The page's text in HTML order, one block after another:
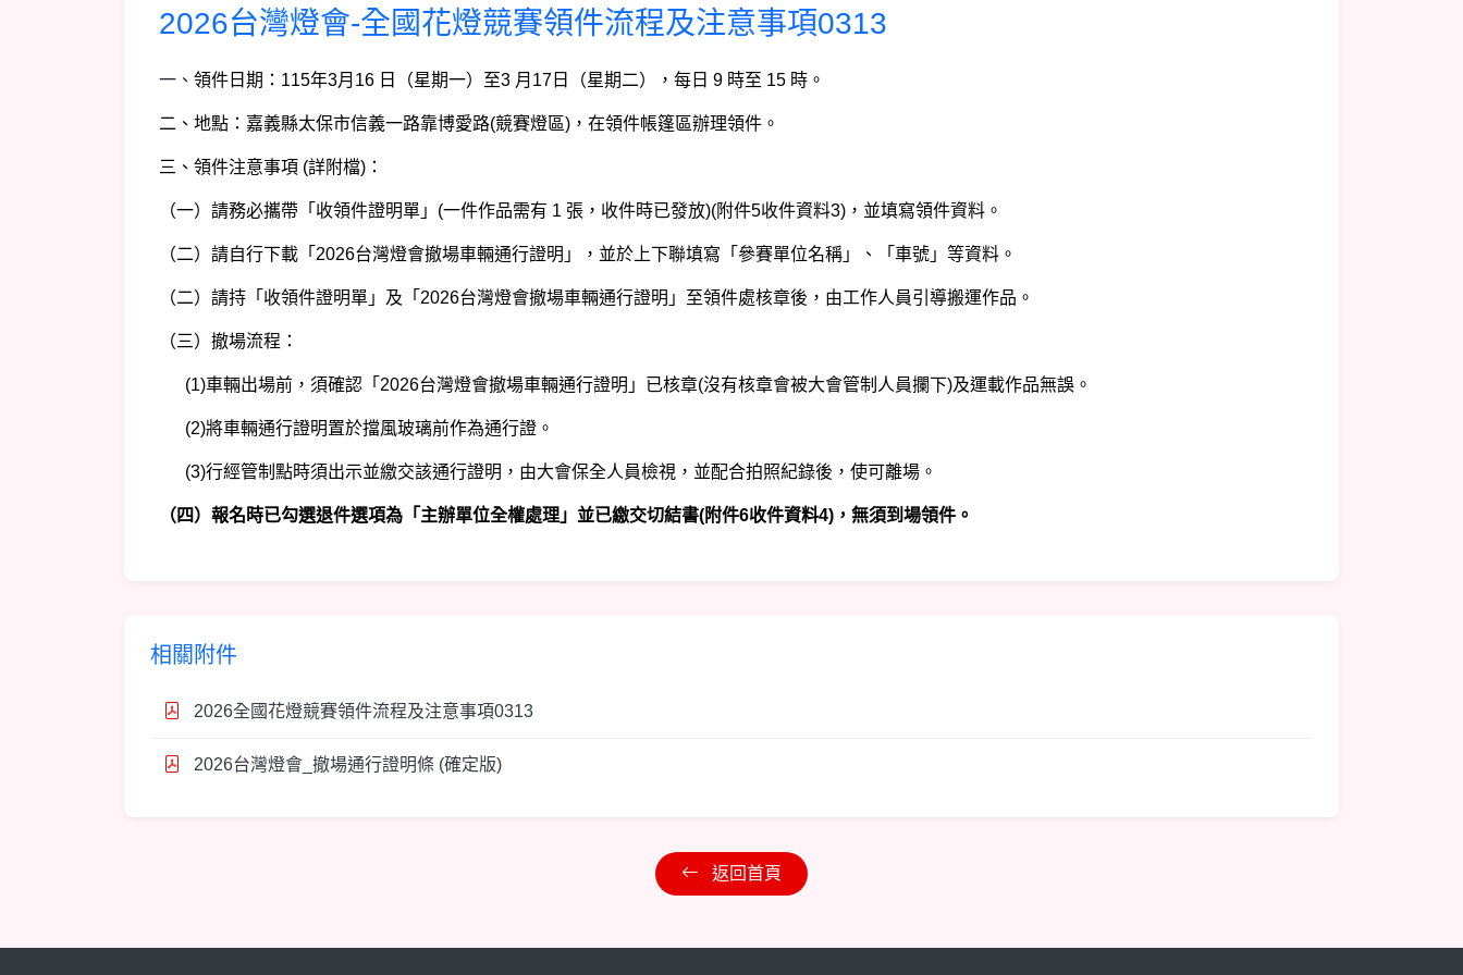
2026台灣燈會-全國花燈競賽領件流程及注意事項0313
一、 領件日期：115年3月16 日（星期一）至3 月17日（星期二），每日 9 時至 15 時。
二、地點：嘉義縣太保市信義一路靠博愛路(競賽燈區)，在領件帳篷區辦理領件。
三、領件注意事項 (詳附檔)：
（一）請務必攜帶「收領件證明單」(一件作品需有 1 張，收件時已發放)(附件5收件資料3)，並填寫領件資料。
（二）請自行下載「2026台灣燈會撤場車輛通行證明」，並於上下聯填寫「參賽單位名稱」、「車號」等資料。
（二）請持「收領件證明單」及「2026台灣燈會撤場車輛通行證明」至領件處核章後，由工作人員引導搬運作品。
（三）撤場流程：
(1)車輛出場前，須確認「2026台灣燈會撤場車輛通行證明」已核章(沒有核章會被大會管制人員攔下)及運載作品無誤。
(2)將車輛通行證明置於擋風玻璃前作為通行證。
(3)行經管制點時須出示並繳交該通行證明，由大會保全人員檢視，並配合拍照紀錄後，使可離場。
（四）報名時已勾選退件選項為「主辦單位全權處理」並已繳交切結書(附件6收件資料4)，無須到場領件。
相關附件
2026全國花燈競賽領件流程及注意事項0313
2026台灣燈會_撤場通行證明條 (確定版)
返回首頁